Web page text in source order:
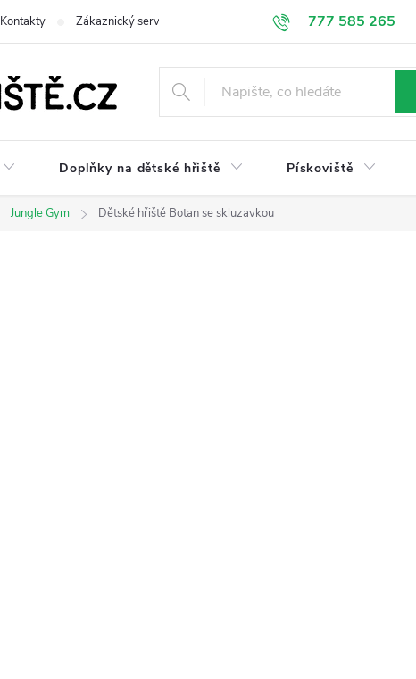
777 585 265
Kontakty Zákaznický servis Doprava a platba Obchodní podmínky
Doplňky na dětské hřiště Pískoviště
Jungle Gym Dětské hřiště Botan se skluzavkou